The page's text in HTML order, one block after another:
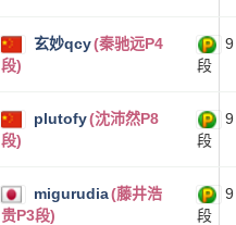
玄妙qcy(秦驰远P4
段)
9
段
plutofy(沈沛然P8
段)
9
段
migurudia(藤井浩
贵P3段)
9
段